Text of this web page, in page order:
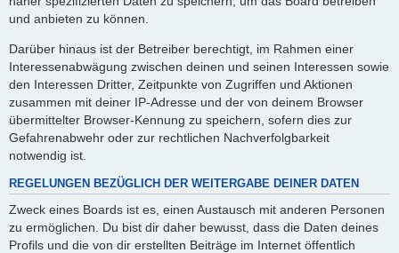
und anbieten zu können.
Darüber hinaus ist der Betreiber berechtigt, im Rahmen einer
Interessenabwägung zwischen deinen und seinen Interessen sowie
den Interessen Dritter, Zeitpunkte von Zugriffen und Aktionen
zusammen mit deiner IP-Adresse und der von deinem Browser
übermittelter Browser-Kennung zu speichern, sofern dies zur
Gefahrenabwehr oder zur rechtlichen Nachverfolgbarkeit
notwendig ist.
REGELUNGEN BEZÜGLICH DER WEITERGABE DEINER DATEN
Zweck eines Boards ist es, einen Austausch mit anderen Personen
zu ermöglichen. Du bist dir daher bewusst, dass die Daten deines
Profils und die von dir erstellten Beiträge im Internet öffentlich